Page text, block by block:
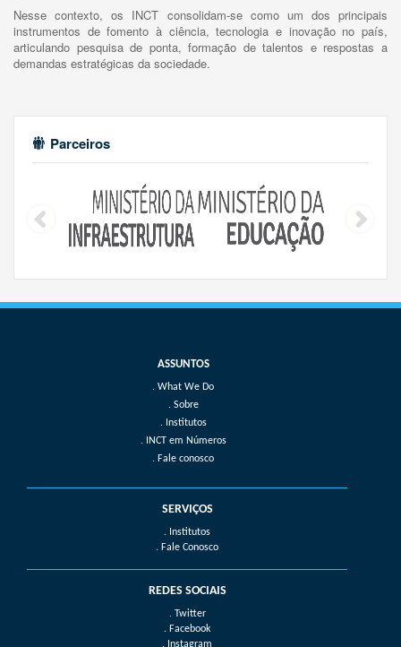
Nesse contexto, os INCT consolidam-se como um dos principais
instrumentos de fomento à ciência, tecnologia e inovação no país,
articulando pesquisa de ponta, formação de talentos e respostas a
demandas estratégicas da sociedade.
Parceiros
What We Do
Sobre
Institutos
INCT em Números
Fale conosco
SERVIÇOS
. Institutos
. Fale Conosco
REDES SOCIAIS
. Twitter
. Facebook
. Instagram